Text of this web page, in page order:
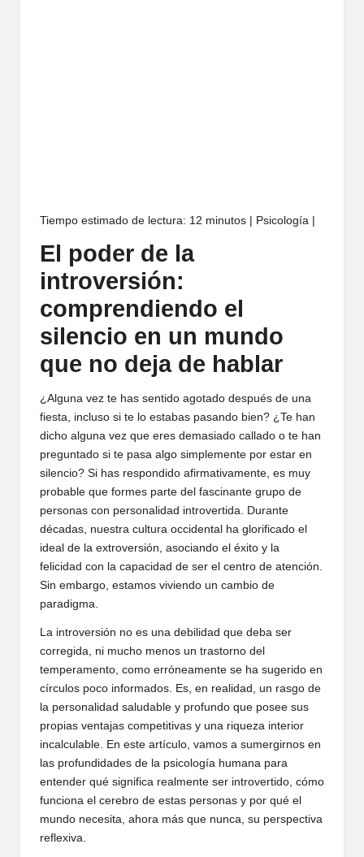
Tiempo estimado de lectura: 12 minutos | Psicología |
El poder de la
introversión:
comprendiendo el
silencio en un mundo
que no deja de hablar
¿Alguna vez te has sentido agotado después de una
fiesta, incluso si te lo estabas pasando bien? ¿Te han
dicho alguna vez que eres demasiado callado o te han
preguntado si te pasa algo simplemente por estar en
silencio? Si has respondido afirmativamente, es muy
probable que formes parte del fascinante grupo de
personas con personalidad introvertida. Durante
décadas, nuestra cultura occidental ha glorificado el
ideal de la extroversión, asociando el éxito y la
felicidad con la capacidad de ser el centro de atención.
Sin embargo, estamos viviendo un cambio de
paradigma.
La introversión no es una debilidad que deba ser
corregida, ni mucho menos un trastorno del
temperamento, como erróneamente se ha sugerido en
círculos poco informados. Es, en realidad, un rasgo de
la personalidad saludable y profundo que posee sus
propias ventajas competitivas y una riqueza interior
incalculable. En este artículo, vamos a sumergirnos en
las profundidades de la psicología humana para
entender qué significa realmente ser introvertido, cómo
funciona el cerebro de estas personas y por qué el
mundo necesita, ahora más que nunca, su perspectiva
reflexiva.